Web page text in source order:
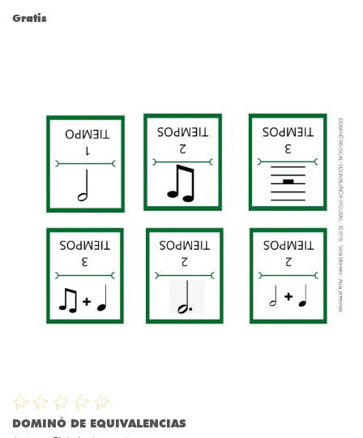
Gratis
DOMINÓ DE EQUIVALENCIAS